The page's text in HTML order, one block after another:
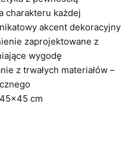
charakteru każdej
akcent dekoracyjny
zaprojektowane z
wygodę
z trwałych materiałów –
cm